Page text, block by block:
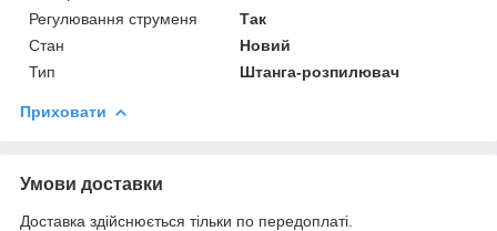
Регулювання струменя
Так
Стан
Новий
Тип
Штанга-розпилювач
Приховати
Умови доставки
Доставка здійснюється тільки по передоплаті.